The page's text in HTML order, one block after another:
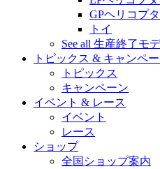
GPヘリコプ
トイ
See all 生産終了モ
トピックス & キャンペ
トピックス
キャンペーン
イベント & レース
イベント
レース
ショップ
全国ショップ案内